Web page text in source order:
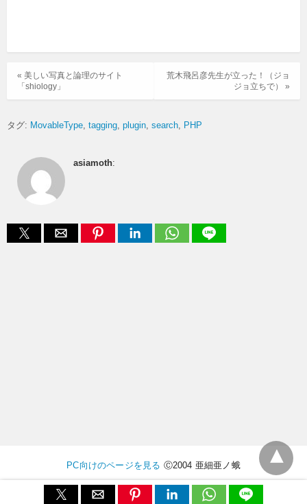
荒木飛呂彦先生が立った！（ジョ
ジョ立ちで） »
« 美しい写真と論理のサイト
「shiology」
タグ: MovableType tagging plugin search PHP
asiamoth:
PC向けのページを見る Ⓒ2004 亜細亜ノ蛾